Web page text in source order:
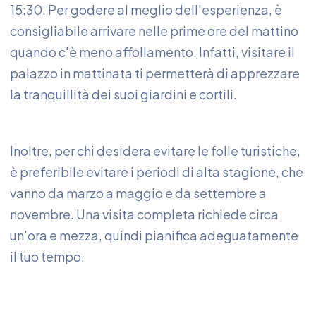
15:30. Per godere al meglio dell'esperienza, è
consigliabile arrivare nelle prime ore del mattino
quando c'è meno affollamento. Infatti, visitare il
palazzo in mattinata ti permetterà di apprezzare
la tranquillità dei suoi giardini e cortili.
Inoltre, per chi desidera evitare le folle turistiche,
è preferibile evitare i periodi di alta stagione, che
vanno da marzo a maggio e da settembre a
novembre. Una visita completa richiede circa
un'ora e mezza, quindi pianifica adeguatamente
il tuo tempo.